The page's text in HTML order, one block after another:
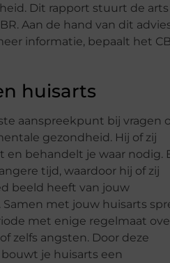
Dit rapport stuurt de
Aan de hand van dit
informatie, bepaalt het
huisarts
aanspreekpunt bij vragen
gezondheid. Hij of zij
en behandelt je waar nodig.
tijd, waardoor hij of zij
beeld heeft van jouw
met jouw huisarts
met enige regelmaat
zelfs angsten. Door deze
je huisarts een